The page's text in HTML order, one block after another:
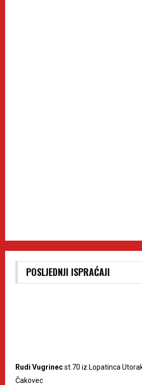
POSLJEDNJI ISPRAĆAJI
Rudi Vugrinecst.70 iz Lopatinca
Čakovec